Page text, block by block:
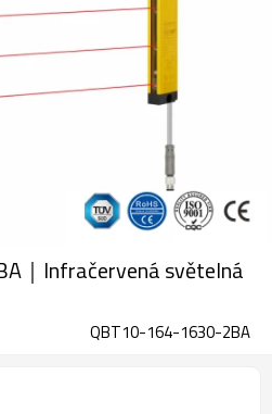
｜Infračervená světelná
QBT10-164-1630-2BA